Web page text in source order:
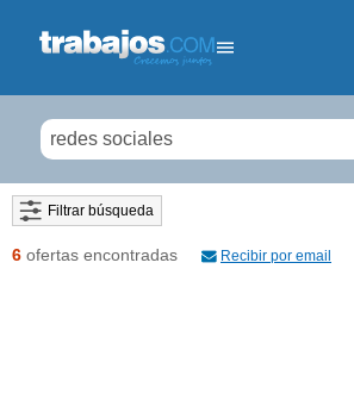
Filtrar búsqueda
6 ofertas encontradas Recibir por email